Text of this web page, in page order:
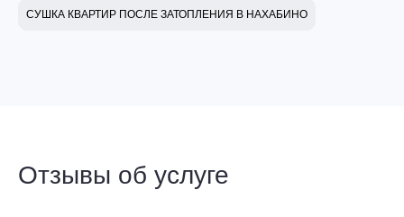
СУШКА КВАРТИР ПОСЛЕ ЗАТОПЛЕНИЯ В НАХАБИНО
Отзывы об услуге